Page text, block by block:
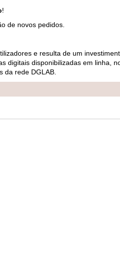
!
de novos pedidos.
e resulta de um
digitais disponibilizadas em linha,
da rede DGLAB.